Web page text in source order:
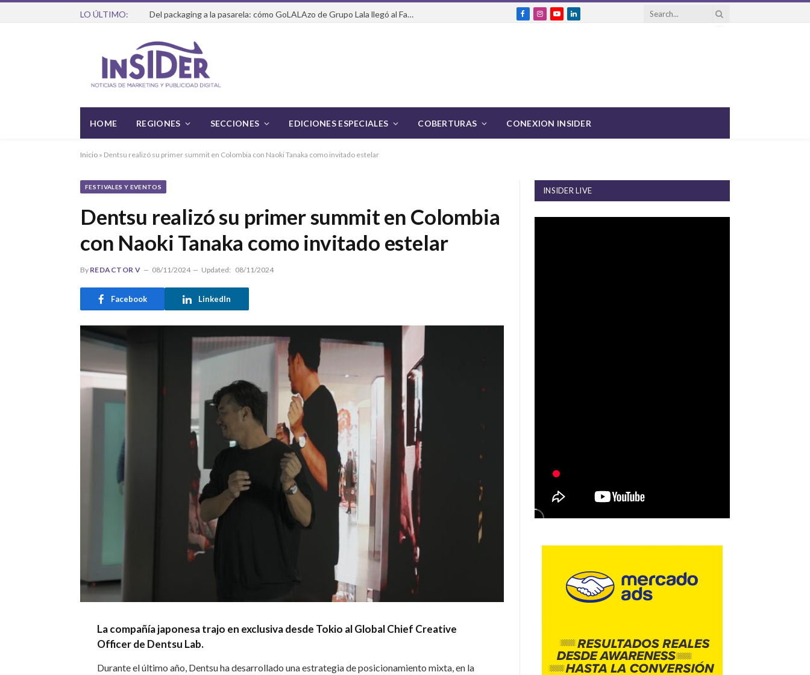
LO ÚLTIMO: Del packaging a la pasarela: cómo GoLALAzo de Grupo Lala llegó al Fashion Week de México
FacebookInstagram
YouTubeLinkedIn
HOME REGIONES SECCIONES EDICIONES ESPECIALES COBERTURAS CONEXION INSIDER
Inicio » Dentsu realizó su primer summit en Colombia con Naoki Tanaka como invitado estelar
FESTIVALES Y EVENTOS
Dentsu realizó su primer summit en Colombia
con Naoki Tanaka como invitado estelar
By REDACTOR V 08/11/2024 Updated: 08/11/2024
Facebook LinkedIn
La compañía japonesa trajo en exclusiva desde Tokio al Global Chief Creative
Officer de Dentsu Lab.
Durante el último año, Dentsu ha desarrollado una estrategia de posicionamiento mixta, en la
INSIDER LIVE